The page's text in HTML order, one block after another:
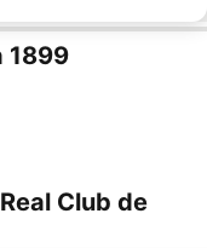
1899
Club de